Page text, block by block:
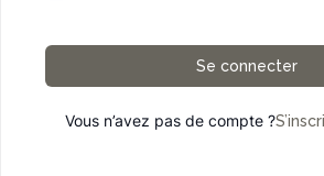
Se connecter
Vous n’avez pas de compte ?